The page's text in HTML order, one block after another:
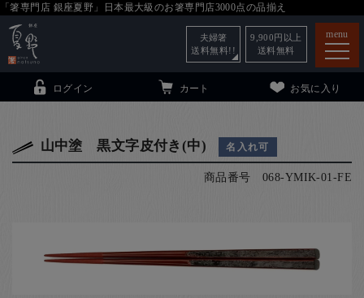
「箸専門店 銀座夏野」日本最大級のお箸専門店3000点の品揃え
menu
ログイン カート お気に入り
夫婦箸
送料無料!!
9,900 円以上
送料無料
山中塗 黒文字皮付き(中) 名入れ可
商品番号 068-YMIK-01-FE